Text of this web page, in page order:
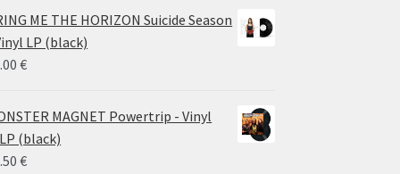
14.50 €
through
ME THE HORIZON Suicide Season
LP (black)
€
MAGNET Powertrip - Vinyl
(black)
€